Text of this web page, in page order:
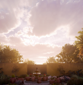
チュートリアル
Tutorials
イベント
Events
求人
Jobs